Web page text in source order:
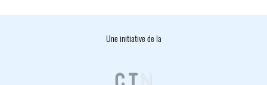
Une initiative de la